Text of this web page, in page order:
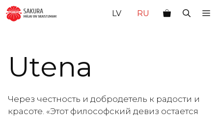
Перейти
LV RU
Utena
Через честность и добродетель к радости и
красоте. «Этот философский девиз остается